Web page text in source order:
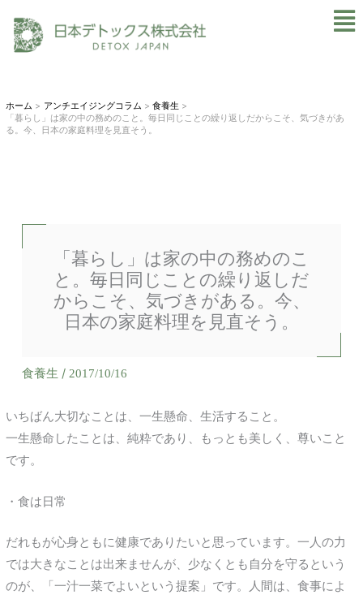
ッ
ホーム アンチエイジングコラム
食養生
「暮らし」は家の中の務めのこと。毎日同じことの繰り返しだからこそ、気づきがあ
る。今、日本の家庭料理を見直そう。
「暮らし」は家の中の務めのこ
と。毎日同じことの繰り返しだ
からこそ、気づきがある。今、
日本の家庭料理を見直そう。
食養生 / 2017/10/16
いちばん大切なことは、一生懸命、生活すること。
一生懸命したことは、純粋であり、もっとも美しく、尊いこと
です。
・食は日常
だれもが心身ともに健康でありたいと思っています。一人の力
では大きなことは出来ませんが、少なくとも自分を守るという
のが、「一汁一菜でよいという提案」です。人間は、食事によ